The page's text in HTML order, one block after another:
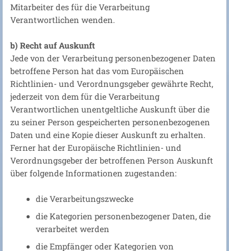
Mitarbeiter des für die Verarbeitung
Verantwortlichen wenden.
b) Recht auf Auskunft
Jede von der Verarbeitung personenbezogener Daten
betroffene Person hat das vom Europäischen
Richtlinien- und Verordnungsgeber gewährte Recht,
jederzeit von dem für die Verarbeitung
Verantwortlichen unentgeltliche Auskunft über die
zu seiner Person gespeicherten personenbezogenen
Daten und eine Kopie dieser Auskunft zu erhalten.
Ferner hat der Europäische Richtlinien- und
Verordnungsgeber der betroffenen Person Auskunft
über folgende Informationen zugestanden:
die Verarbeitungszwecke
die Kategorien personenbezogener Daten, die
verarbeitet werden
die Empfänger oder Kategorien von